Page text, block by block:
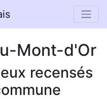
Mont-d'Or
recensés